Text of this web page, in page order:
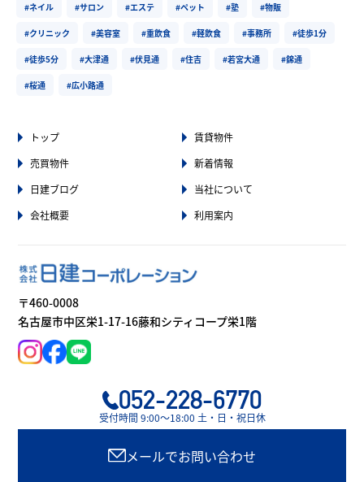
#ネイル #サロン #エステ #ペット #塾 #物販
#クリニック #美容室 #重飲食 #軽飲食 #事務所 #徒歩1分
#徒歩5分 #大津通 #伏見通 #住吉 #若宮大通 #錦通
#桜通 #広小路通
トップ
賃貸物件
売買物件
新着情報
日建ブログ
当社について
会社概要
利用案内
〒460-0008
名古屋市中区栄1-17-16藤和シティコープ栄1階
052-228-6770
受付時間 9:00〜18:00 土・日・祝日休
メールでお問い合わせ